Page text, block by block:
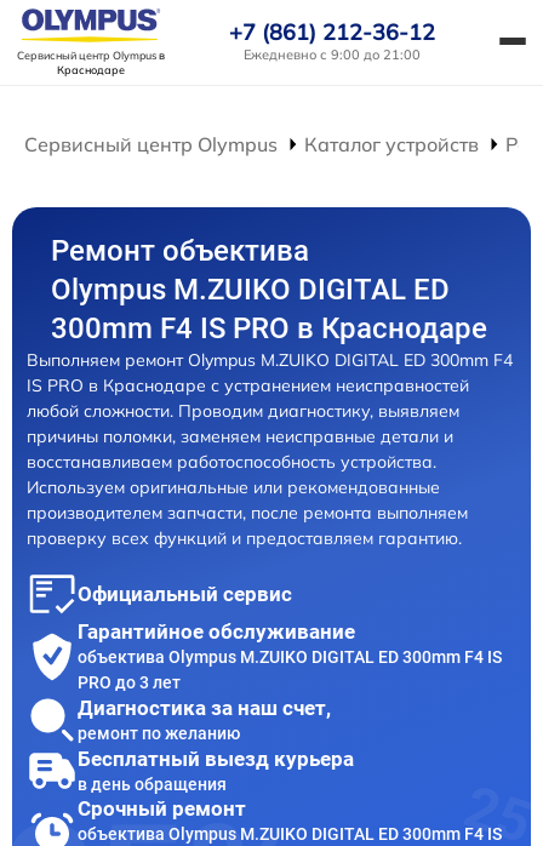
Сервисный центр Olympusв
Краснодаре
+7 (861) 212-36-12
Ежедневно с 9:00 до 21:00
Сервисный центр Olympus Каталог устройств
Ремонт объектива
Olympus M.ZUIKO DIGITAL ED
300mm F4 IS PRO в Краснодаре
Выполняем ремонт Olympus M.ZUIKO DIGITAL ED 300mm F4
IS PRO в Краснодаре с устранением неисправностей
любой сложности. Проводим диагностику, выявляем
причины поломки, заменяем неисправные детали и
восстанавливаем работоспособность устройства.
Используем оригинальные или рекомендованные
производителем запчасти, после ремонта выполняем
проверку всех функций и предоставляем гарантию.
Официальный сервис
Гарантийное обслуживание
объектива Olympus M.ZUIKO DIGITAL ED 300mm F4 IS
PRO до 3 лет
Диагностика за наш счет,
ремонт по желанию
Бесплатный выезд курьера
в день обращения
Срочный ремонт
объектива Olympus M.ZUIKO DIGITAL ED 300mm F4 IS